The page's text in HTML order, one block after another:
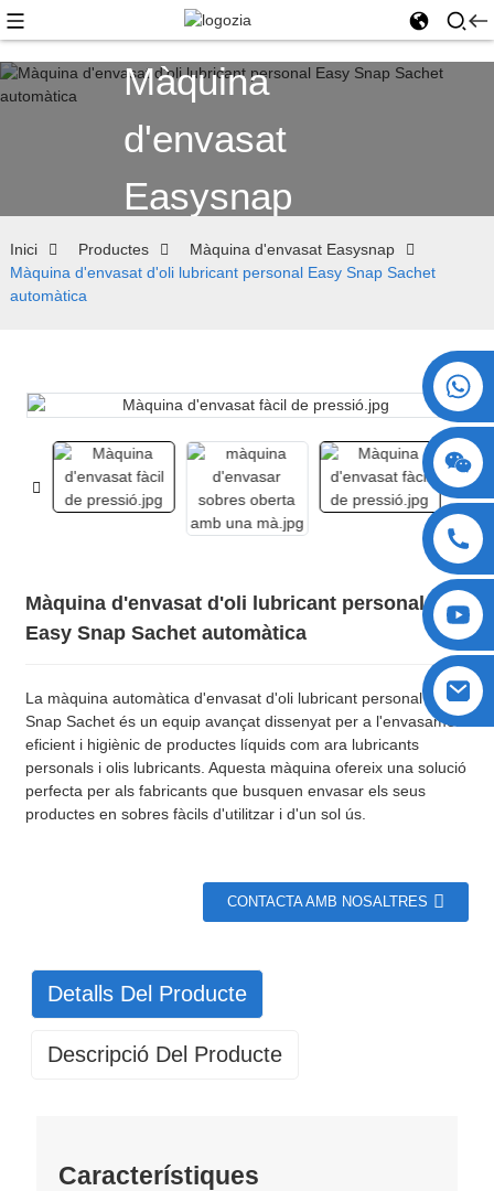
Màquina
d'envasat
Easysnap
Inici Productes
Màquina d'envasat Easysnap
Màquina d'envasat d'oli lubricant personal Easy Snap Sachet
automàtica
Màquina d'envasat d'oli lubricant personal
Easy Snap Sachet automàtica
La màquina automàtica d'envasat d'oli lubricant personal Easy
Snap Sachet és un equip avançat dissenyat per a l'envasament
eficient i higiènic de productes líquids com ara lubricants
personals i olis lubricants. Aquesta màquina ofereix una solució
perfecta per als fabricants que busquen envasar els seus
productes en sobres fàcils d'utilitzar i d'un sol ús.
CONTACTA AMB NOSALTRES
Detalls Del Producte
Descripció Del Producte
Característiques